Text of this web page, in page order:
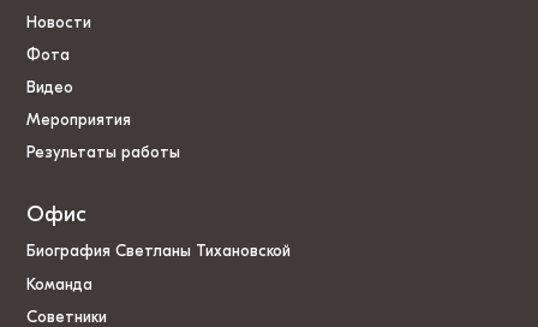
Новости
Фота
Видео
Мероприятия
Результаты работы
Офис
Биография Светланы Тихановской
Команда
Советники